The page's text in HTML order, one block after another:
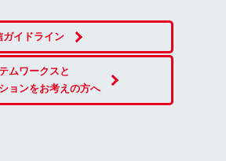
ガイドライン
ムワークスと
ョンをお考えの方へ